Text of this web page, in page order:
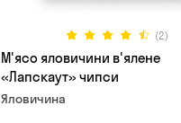
(2)
М'ясо яловичини в'ялене
«Лапскаут» чипси
Яловичина